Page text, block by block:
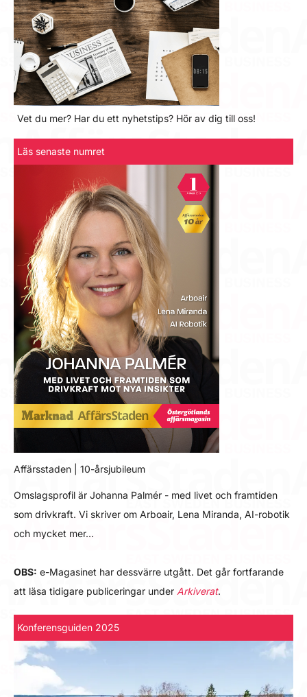
Vet du mer? Har du ett nyhetstips? Hör av dig till oss!
Läs senaste numret
Affärsstaden | 10-årsjubileum
Omslagsprofil är Johanna Palmér - med livet och framtiden
som drivkraft. Vi skriver om Arboair, Lena Miranda, AI-robotik
och mycket mer…
OBS: e-Magasinet har dessvärre utgått. Det går fortfarande
att läsa tidigare publiceringar under Arkiverat.
Konferensguiden 2025